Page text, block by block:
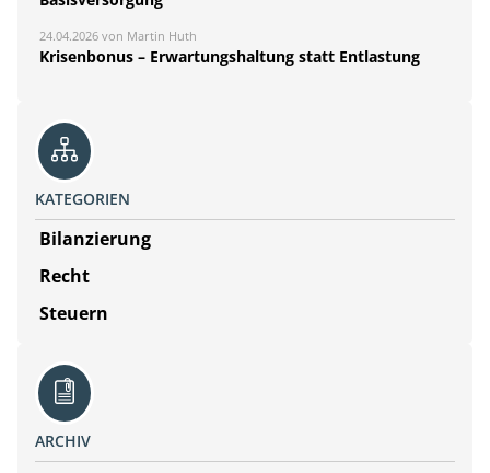
24.04.2026 von Martin Huth
Krisenbonus – Erwartungshaltung statt Entlastung
KATEGORIEN
Bilanzierung
Recht
Steuern
ARCHIV